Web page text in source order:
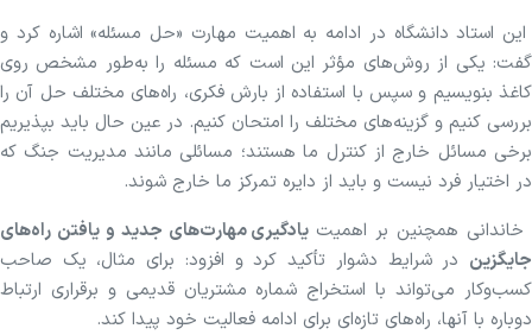
این استاد دانشگاه در ادامه به اهمیت مهارت «حل مسئله» اشاره کرد و
گفت: یکی از روش‌های مؤثر این است که مسئله را به‌طور مشخص روی
کاغذ بنویسیم و سپس با استفاده از بارش فکری، راه‌های مختلف حل آن را
بررسی کنیم و گزینه‌های مختلف را امتحان کنیم. در عین حال باید بپذیریم
برخی مسائل خارج از کنترل ما هستند؛ مسائلی مانند مدیریت جنگ که
در اختیار فرد نیست و باید از دایره تمرکز ما خارج شوند.
خاندانی همچنین بر اهمیتیادگیری مهارت‌های جدید و یافتن راه‌های
جایگزین در شرایط دشوار تأکید کرد و افزود: برای مثال، یک صاحب
کسب‌وکار می‌تواند با استخراج شماره مشتریان قدیمی و برقراری ارتباط
دوباره با آنها، راه‌های تازه‌ای برای ادامه فعالیت خود پیدا کند.